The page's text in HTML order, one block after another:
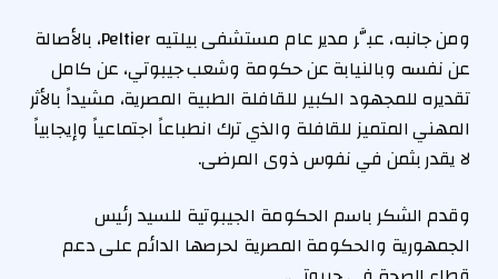
ومن جانبه، عبَّر مدير عام مستشفى بيلتيه Peltier، بالأصالة
عن نفسه وبالنيابة عن حكومة وشعب جيبوتي، عن كامل
تقديره للمجهود الكبير للقافلة الطبية المصرية، مشيداً بالأثر
المهني المتميز للقافلة والذي ترك انطباعاً اجتماعياً وإيجابياً
لا يقدر بثمن في نفوس ذوى المرضى.
وقدم الشكر باسم الحكومة الجيبوتية للسيد رئيس
الجمهورية والحكومة المصرية لحرصها الدائم على دعم